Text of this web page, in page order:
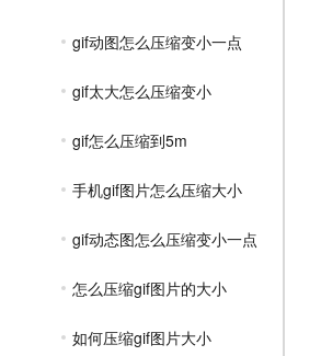
gif动图怎么压缩变小一点
gif太大怎么压缩变小
gif怎么压缩到5m
手机gif图片怎么压缩大小
gif动态图怎么压缩变小一点
怎么压缩gif图片的大小
如何压缩gif图片大小